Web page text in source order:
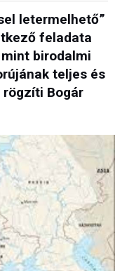
letermelhető”
feladata
birodalmi
teljes és
Bogár